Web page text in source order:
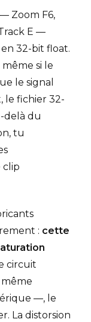
Zoom F6,
E —
32-bit float.
si le
le signal
le fichier 32-
delà du
tu
clip
: cette
circuit
—, le
La distorsion